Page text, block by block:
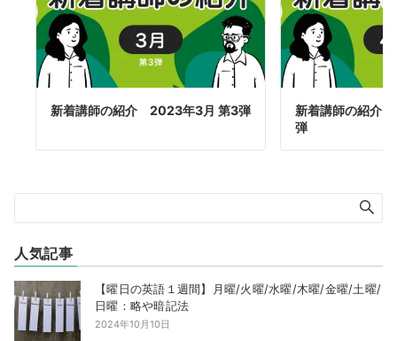
新着講師の紹介 2023年3月 第3弾
新着講師の紹介
弾
人気記事
【曜日の英語１週間】月曜/火曜/水曜/木曜/金曜/土曜/
日曜：略や暗記法
2024年10月10日